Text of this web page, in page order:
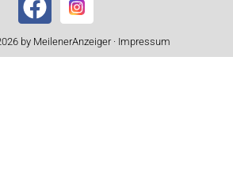
by MeilenerAnzeiger · Impressum